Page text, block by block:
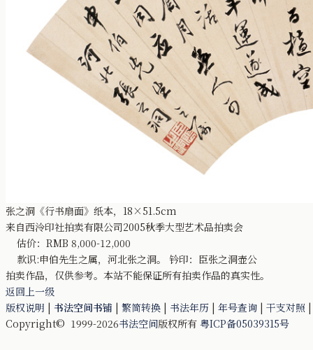
张之洞《行书扇面》纸本，18×51.5cm
来自西泠印社拍卖有限公司2005秋季大型艺术品拍卖会
估价：RMB 8,000-12,000
款识:申伯先生之属，河北张之洞。 钤印：臣张之洞壶公
拍卖作品，仅供参考。本站不能保证所有拍卖作品的真实性。
返回上一级
版权说明 | 书法空间书铺 | 繁简转换 | 书法年历 | 年号查询 | 干支对照
Copyright© 1999-2026书法空间版权所有 粤ICP备05039315号